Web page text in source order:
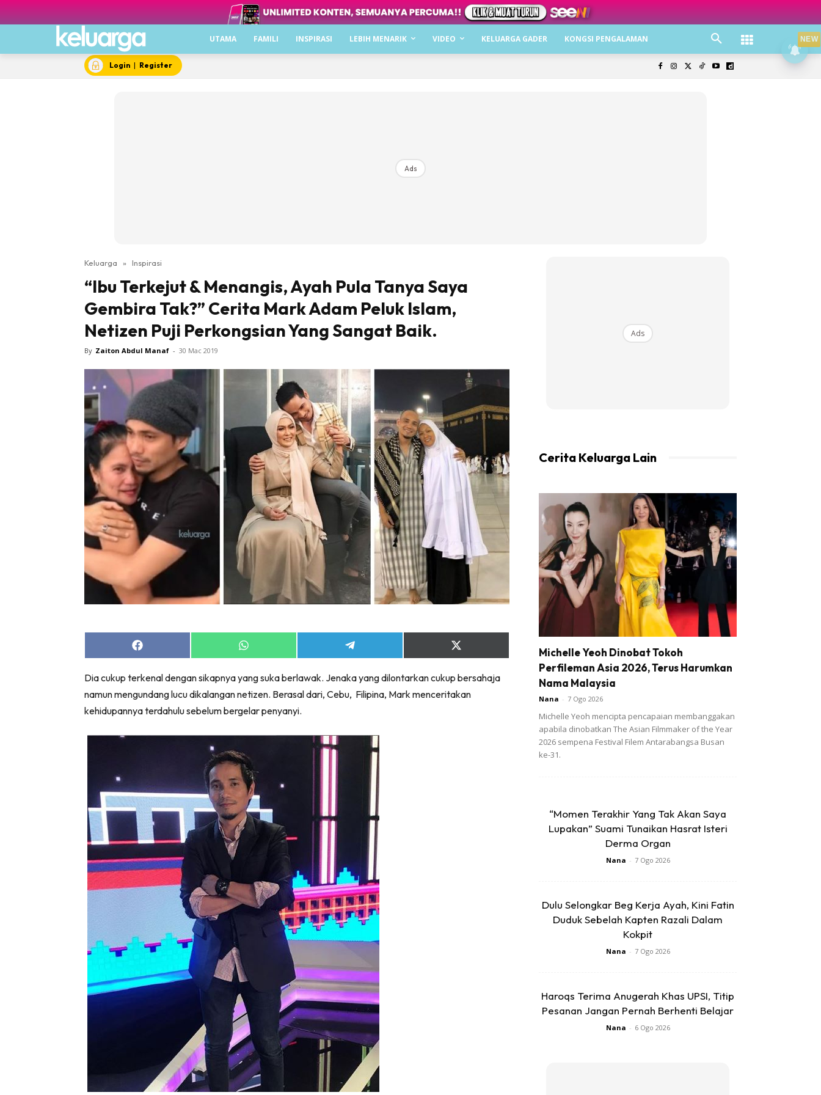
UTAMA FAMILI INSPIRASI LEBIH MENARIK VIDEO KELUARGA GADER KONGSI PENGALAMAN
Login | Register
Ads
Keluarga » Inspirasi
“Ibu Terkejut & Menangis, Ayah Pula Tanya Saya
Gembira Tak?” Cerita Mark Adam Peluk Islam,
Netizen Puji Perkongsian Yang Sangat Baik.
By Zaiton Abdul Manaf - 30 Mac 2019
Share
on
Share
on
Share
on
Share
on
(Twitter)
Dia cukup terkenal dengan sikapnya yang suka berlawak. Jenaka yang dilontarkan cukup bersahaja
namun mengundang lucu dikalangan netizen. Berasal dari, Cebu, Filipina, Mark menceritakan
kehidupannya terdahulu sebelum bergelar penyanyi.
Ads
Cerita Keluarga Lain
Michelle Yeoh Dinobat Tokoh
Perfileman Asia 2026, Terus Harumkan
Nama Malaysia
Nana - 7 Ogo 2026
Michelle Yeoh mencipta pencapaian membanggakan
apabila dinobatkan The Asian Filmmaker of the Year
2026 sempena Festival Filem Antarabangsa Busan
ke-31.
“Momen Terakhir Yang Tak Akan Saya
Lupakan” Suami Tunaikan Hasrat Isteri
Derma Organ
Nana - 7 Ogo 2026
Dulu Selongkar Beg Kerja Ayah, Kini Fatin
Duduk Sebelah Kapten Razali Dalam
Kokpit
Nana - 7 Ogo 2026
Haroqs Terima Anugerah Khas UPSI, Titip
Pesanan Jangan Pernah Berhenti Belajar
Nana - 6 Ogo 2026
NEW